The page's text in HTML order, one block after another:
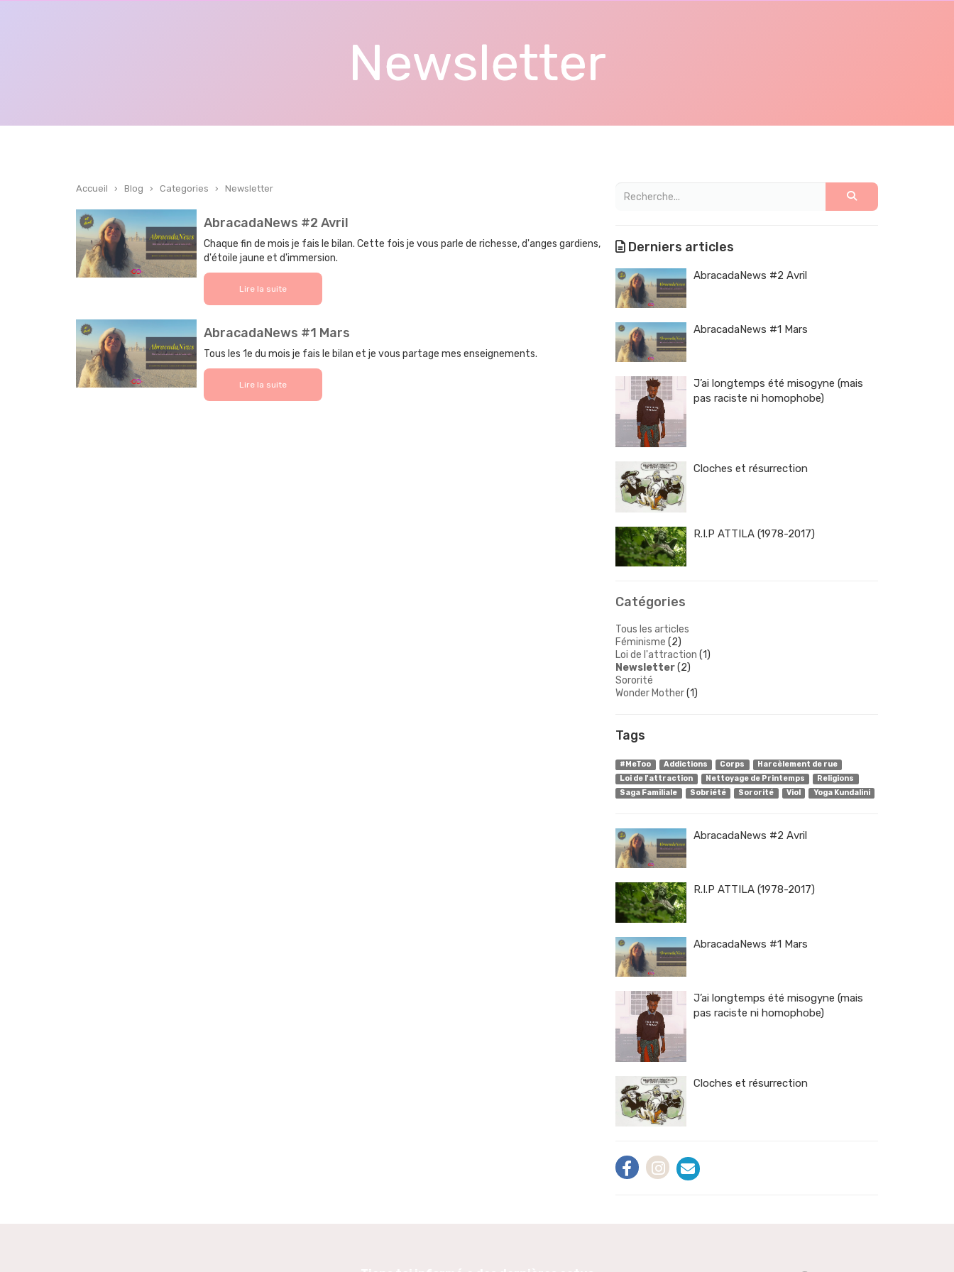
Newsletter
Accueil › Blog › Categories › Newsletter
AbracadaNews #2 Avril
Chaque fin de mois je fais le bilan. Cette fois je vous parle de richesse, d'anges gardiens,
d'étoile jaune et d'immersion.
Lire la suite
AbracadaNews #1 Mars
Tous les 1e du mois je fais le bilan et je vous partage mes enseignements.
Lire la suite
Derniers articles
AbracadaNews #2 Avril
AbracadaNews #1 Mars
J’ai longtemps été misogyne (mais
pas raciste ni homophobe)
Cloches et résurrection
R.I.P ATTILA (1978-2017)
Catégories
Tous les articles
Féminisme (2)
Loi de l'attraction (1)
Newsletter(2)
Sororité
Wonder Mother(1)
Tags
#MeToo Addictions Corps
Harcèlement de rue
Loi de l'attraction
Nettoyage de Printemps
Religions
Saga Familiale
Sobriété Sororité Viol Yoga Kundalini
AbracadaNews #2 Avril
R.I.P ATTILA (1978-2017)
AbracadaNews #1 Mars
J’ai longtemps été misogyne (mais
pas raciste ni homophobe)
Cloches et résurrection